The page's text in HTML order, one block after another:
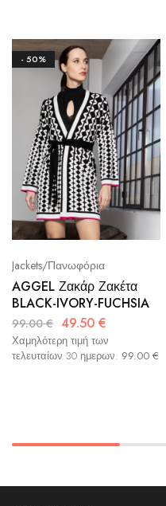
- 50%
Jackets/Πανωφόρια
AGGEL Ζακάρ Ζακέτα
BLACK-IVORY-FUCHSIA
99.00€ 49.50 €
Χαμηλότερη τιμή των
τελευταίων 30 ημερων: 99.00 €